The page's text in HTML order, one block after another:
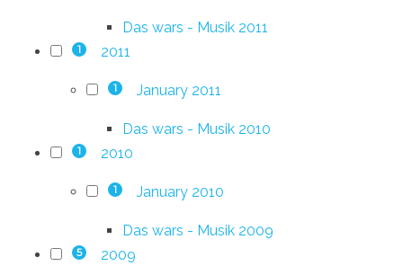
Das wars - Musik 2011
1 2011
1 January 2011
Das wars - Musik 2010
1 2010
1 January 2010
Das wars - Musik 2009
5 2009